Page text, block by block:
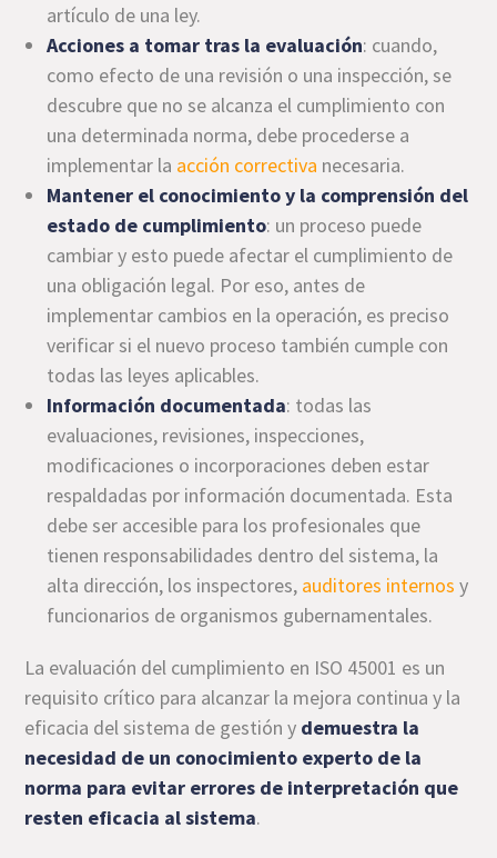
artículo de una ley.
Acciones a tomar tras la evaluación: cuando,
como efecto de una revisión o una inspección, se
descubre que no se alcanza el cumplimiento con
una determinada norma, debe procederse a
implementar la acción correctiva necesaria.
Mantener el conocimiento y la comprensión del
estado de cumplimiento: un proceso puede
cambiar y esto puede afectar el cumplimiento de
una obligación legal. Por eso, antes de
implementar cambios en la operación, es preciso
verificar si el nuevo proceso también cumple con
todas las leyes aplicables.
Información documentada: todas las
evaluaciones, revisiones, inspecciones,
modificaciones o incorporaciones deben estar
respaldadas por información documentada. Esta
debe ser accesible para los profesionales que
tienen responsabilidades dentro del sistema, la
alta dirección, los inspectores, auditores internos y
funcionarios de organismos gubernamentales.
La evaluación del cumplimiento en ISO 45001 es un
requisito crítico para alcanzar la mejora continua y la
eficacia del sistema de gestión y demuestra la
necesidad de un conocimiento experto de la
norma para evitar errores de interpretación que
resten eficacia al sistema.